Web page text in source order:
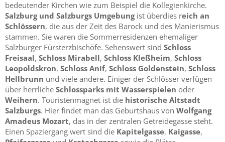
bedeutender Kirchen wie zum Beispiel die Kollegienkirche.
Salzburg und Salzburgs Umgebungist überdies reich an
Schlössern, die aus der Zeit des Barock und des Manierismus
stammen. Sie waren die Sommerresidenzen ehemaliger
Salzburger Fürsterzbischöfe. Sehenswert sind Schloss
Freisaal, Schloss Mirabell, Schloss Kleßheim, Schloss
Leopoldskron, Schloss Anif, Schloss Goldenstein, Schloss
Hellbrunn und viele andere. Einiger der Schlösser verfügen
über herrliche Schlossparks mit Wasserspielen oder
Weihern. Touristenmagnet ist die historische Altstadt
Salzburgs. Hier findet man das Geburtshaus von Wolfgang
Amadeus Mozart, das in der zentralen Getreidegasse steht.
Einen Spaziergang wert sind die Kapitelgasse, Kaigasse,